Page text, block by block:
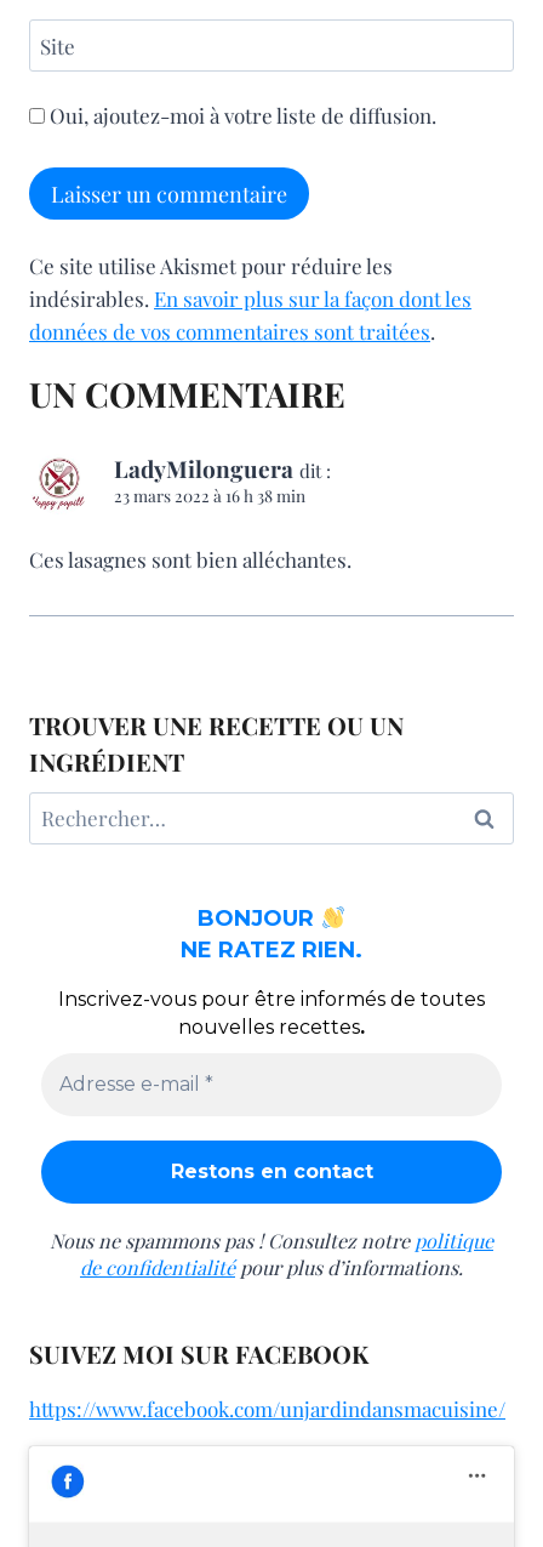
Site
Oui, ajoutez-moi à votre liste de diffusion.
Ce site utilise Akismet pour réduire les
indésirables. En savoir plus sur la façon dont les
données de vos commentaires sont traitées.
UN COMMENTAIRE
LadyMilonguera dit :
23 mars 2022 à 16 h 38 min
Ces lasagnes sont bien alléchantes.
TROUVER UNE RECETTE OU UN
INGRÉDIENT
Rechercher :
BONJOUR
NE RATEZ RIEN.
Inscrivez-vous pour être informés de toutes
nouvelles recettes.
Nous ne spammons pas ! Consultez notre politique
de confidentialitépour plus d’informations.
SUIVEZ MOI SUR FACEBOOK
https://www.facebook.com/unjardindansmacuisine/